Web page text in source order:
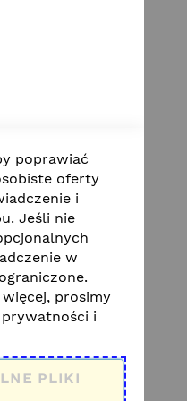
poprawiać
oferty
i
Jeśli nie
w
prosimy
i
PLIKI